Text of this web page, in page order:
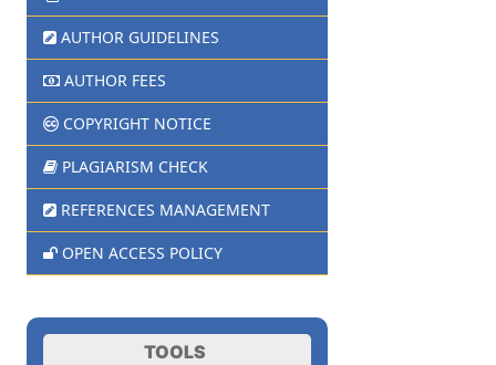
AUTHOR GUIDELINES
AUTHOR FEES
COPYRIGHT NOTICE
PLAGIARISM CHECK
REFERENCES MANAGEMENT
OPEN ACCESS POLICY
TOOLS